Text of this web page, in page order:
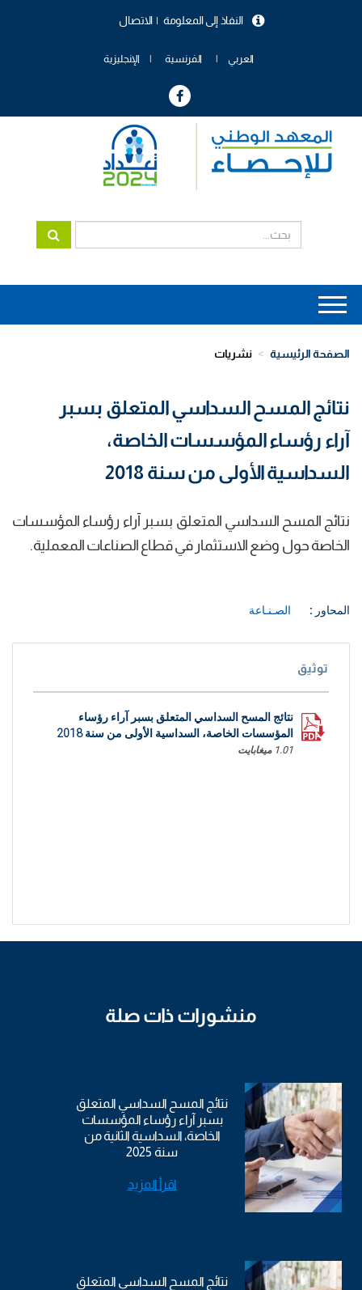
الاتصال النفاذ إلى المعلومة
العربي الفرنسية الإنجليزية
Main
navigation
الصفحة الرئيسية نشريات
نتائج المسح السداسي المتعلق بسبر
آراء رؤساء المؤسسات الخاصة،
السداسية الأولى من سنة 2018
نتائج المسح السداسي المتعلق بسبر آراء رؤساء المؤسسات
الخاصة حول وضع الاستثمار في قطاع الصناعات المعملية.
المحاور : الصـنـاعة
توثيق
نتائج المسح السداسي المتعلق بسبر آراء رؤساء
المؤسسات الخاصة، السداسية الأولى من سنة 2018
1.01 ميغابايت
منشورات ذات صلة
نتائج المسح السداسي المتعلق
بسبر آراء رؤساء المؤسسات
الخاصة، السداسية الثانية من
سنة 2025
اقرأ المزيد
نتائج المسح السداسي المتعلق